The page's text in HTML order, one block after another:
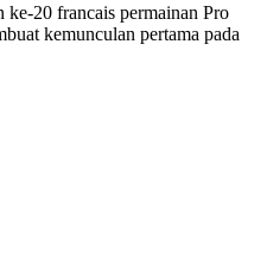
ke-20 francais permainan Pro
kemunculan pertama pada